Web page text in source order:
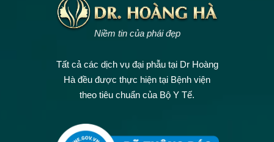
Niềm tin của phái đẹp
Tất cả các dịch vụ đại phẫu tại Dr Hoàng
Hà đều được thực hiện tại Bệnh viện
theo tiêu chuẩn của Bộ Y Tế.